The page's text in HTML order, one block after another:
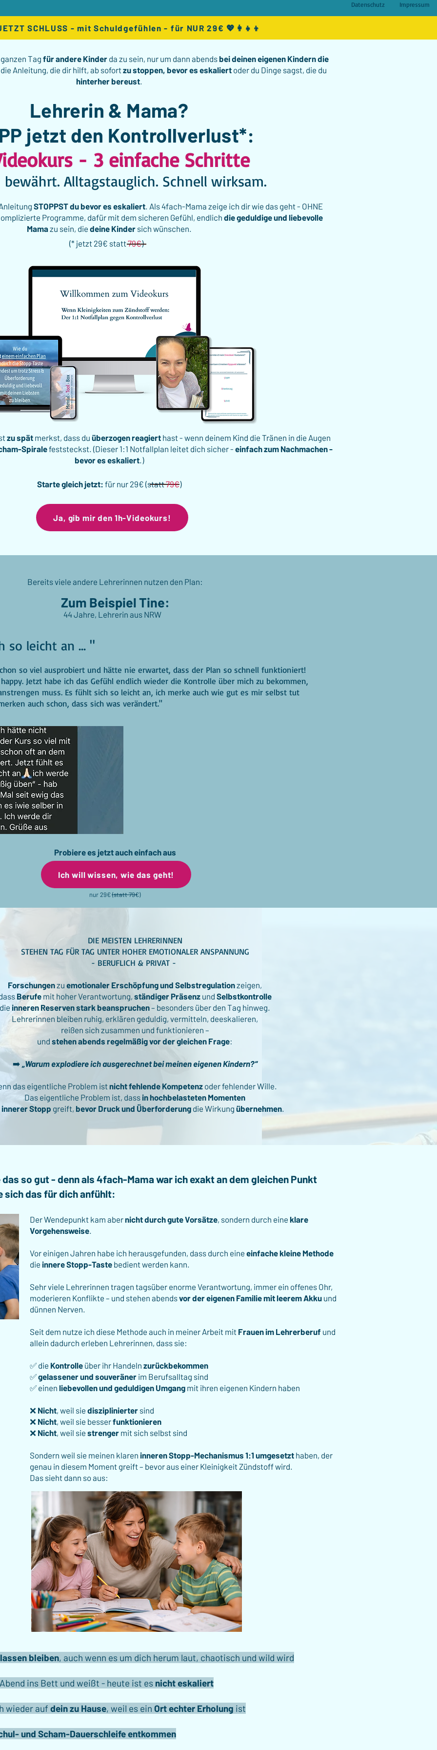
Datenschutz Impressum
SCHLUSS - mit Schuldgefühlen - für NUR 29€ 💖👩‍👧‍👦
Tagfür andere Kinder da zu sein, nur um dann abends bei deinen eigenen Kinderndie
Anleitung, die dir hilft, ab sofortzu stoppen, bevor es eskaliert oder du Dinge sagst, die du
hinterher bereust.
Lehrerin & Mama?
jetzt den Kontrollverlust*:
- 3 einfache Schritte
bewährt. Alltagstauglich. Schnell wirksam.
STOPPST du bevor es eskaliert. Als 4fach-Mama zeige ich dir wie das geht - OHNE
Programme, dafür mit dem sicheren Gefühl, endlich die geduldige und liebevolle
Mamazu sein, die deine Kinder sich wünschen.
(* jetzt 29€ statt79€)
zu spät merkst, dass du überzogen reagierthast - wenn deinem Kind die Tränen in die Augen
Spiralefeststeckst. (Dieser 1:1 Notfallplan leitet dich sicher - einfach zum Nachmachen -
bevor es eskaliert.)
Starte gleich jetzt: für nur 29€ (statt79€)
Ja, gib mir den 1h-Videokurs!
Bereits viele andere Lehrerinnen nutzen den Plan:
Zum Beispiel Tine:
44 Jahre, Lehrerin aus NRW
so leicht an ... "
so viel ausprobiert und hätte nie erwartet, dass der Plan so schnell funktioniert!
Jetzt habe ich das Gefühl endlich wieder die Kontrolle über mich zu bekommen,
muss. Es fühlt sich so leicht an, ich merke auch wie gut es mir selbst tut
auch schon, dass sich was verändert."
Probiere es jetzt auch einfach aus
Ich will wissen, wie das geht!
nur 29€ (statt 79€)
DIE MEISTEN LEHRERINNEN
STEHEN TAG FÜR TAG UNTER HOHER EMOTIONALER ANSPANNUNG
- BERUFLICH & PRIVAT -
Forschungenzu emotionaler Erschöpfung und Selbstregulationzeigen,
Berufemit hoher Verantwortung, ständiger Präsenzund Selbstkontrolle
die inneren Reserven stark beanspruchen– besonders über den Tag hinweg.
Lehrerinnen bleiben ruhig, erklären geduldig, vermitteln, deeskalieren,
reißen sich zusammen und funktionieren –
und stehen abends regelmäßig vor der gleichen Frage:
➡️ „Warum explodiere ich ausgerechnet bei meinen eigenen Kindern?“
das eigentliche Problem ist nicht fehlende Kompetenz oder fehlender Wille.
Das eigentliche Problem ist, dass in hochbelasteten Momenten
innerer Stopp greift, bevor Druck und Überforderung die Wirkung übernehmen.
so gut - denn als 4fach-Mama war ich exakt an dem gleichen Punkt
sich das für dich anfühlt:
​Der Wendepunkt kam abernicht durch gute Vorsätze, sondern durch eine klare
Vorgehensweise.
Vor einigen Jahren habe ich herausgefunden, dass durch eine einfache kleine Methode
die innere Stopp-Taste bedient werden kann.
Sehr viele Lehrerinnen tragen tagsüber enorme Verantwortung, immer ein offenes Ohr,
moderieren Konflikte – und stehen abendsvor der eigenen Familie mit leerem Akku und
dünnen Nerven.
Seit dem nutze ich diese Methode auch in meiner Arbeit mit Frauen im Lehrerberuf und
​allein dadurch erleben Lehrerinnen, dass sie:
✅ die Kontrolle über ihr Handeln zurückbekommen
✅gelassener und souveräner im Berufsalltag sind
✅ einen liebevollen und geduldigen Umgang mit ihren eigenen Kindern haben
❌ Nicht, weil sie disziplinierter sind
❌ Nicht, weil sie besserfunktionieren
❌ Nicht, weil sie strenger mit sich selbst sind
Sondern weil sie meinen klaren inneren Stopp-Mechanismus 1:1 umgesetzt haben, der
genau in diesem Moment greift – bevor aus einer Kleinigkeit Zündstoff wird.
Das sieht dann so aus:
bleiben, auch wenn es um dich herum laut, chaotisch und wild wird
ins Bett und weißt - heute ist es nicht eskaliert
wieder auf dein zu Hause, weil es ein Ort echter Erholung ist
und Scham-Dauerschleife entkommen